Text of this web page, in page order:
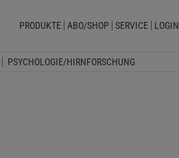
PRODUKTE ABO/SHOP SERVICE LOGIN
PSYCHOLOGIE/HIRNFORSCHUNG